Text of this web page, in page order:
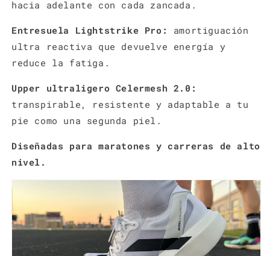
hacia adelante con cada zancada.
Entresuela Lightstrike Pro:
amortiguación
ultra reactiva que devuelve energía y
reduce la fatiga.
Upper ultraligero Celermesh 2.0:
transpirable, resistente y adaptable a tu
pie como una segunda piel.
Diseñadas para maratones y carreras de alto
nivel.